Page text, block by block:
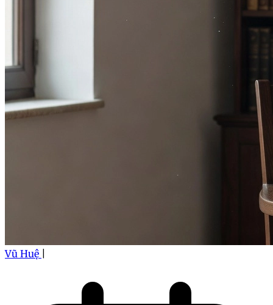
Vũ Huệ